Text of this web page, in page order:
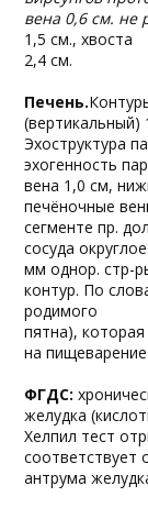
вена 0,6 см. не
1,5 см., хвоста
2,4 см.
Печень.
(вертикальный)
Эхоструктура
эхогенность
вена 1,0 см,
печёночные
сегменте пр.
сосуда
мм однор. стр-
контур. По
родимого
пятна),
на
ФГДС:
желудка
Хелпил тест
соответствует
антрума